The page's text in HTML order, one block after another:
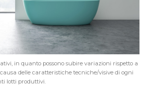
in quanto possono subire variazioni rispetto a
delle caratteristiche tecniche/visive di ogni
lotti produttivi.